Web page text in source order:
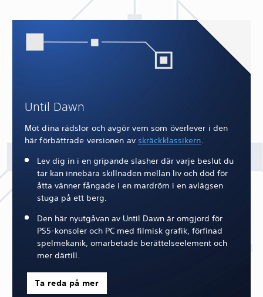
Until Dawn
Möt dina rädslor och avgör vem som överlever i den
här förbättrade versionen av skräckklassikern.
Lev dig in i en gripande slasher där varje beslut du
tar kan innebära skillnaden mellan liv och död för
åtta vänner fångade i en mardröm i en avlägsen
stuga på ett berg.
Den här nyutgåvan av Until Dawn är omgjord för
PS5-konsoler och PC med filmisk grafik, förfinad
spelmekanik, omarbetade berättelseelement och
mer därtill.
Ta reda på mer